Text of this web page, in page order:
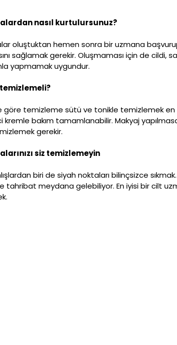
nasıl kurtulursunuz?
oluştuktan hemen sonra bir uzmana
sağlamak gerekir. Oluşmaması için de cildi,
yapmamak uygundur.
göre temizleme sütü ve tonikle temizlemek en
kremle bakım tamamlanabilir. Makyaj
gerekir.
siz temizlemeyin
biri de siyah noktaları bilinçsizce
tahribat meydana gelebiliyor. En iyisi bir cilt